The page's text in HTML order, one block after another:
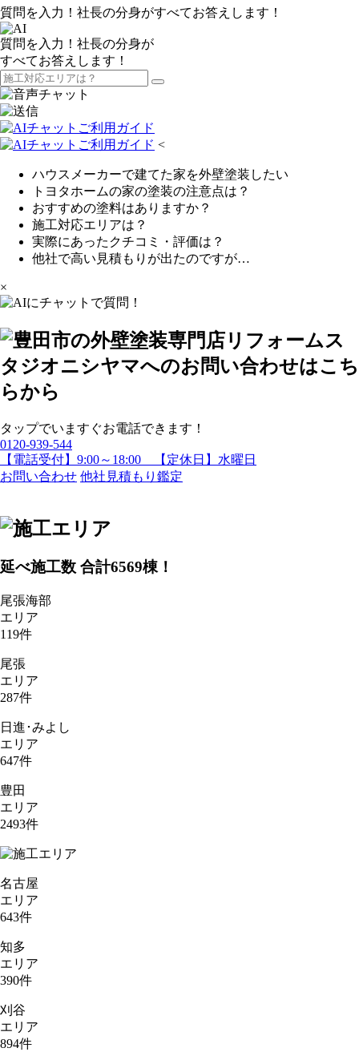
質問を入力！社長の分身がすべてお答えします！
質問を入力！社長の分身が
すべてお答えします！
<
ハウスメーカーで建てた家を外壁塗装したい
トヨタホームの家の塗装の注意点は？
おすすめの塗料はありますか？
施工対応エリアは？
実際にあったクチコミ・評価は？
他社で高い見積もりが出たのですが…
×
タップでいますぐお電話できます！
0120-939-544
【電話受付】9:00～18:00 【定休日】水曜日
お問い合わせ 他社見積もり鑑定
延べ施工数 合計6569棟！
尾張海部
エリア
119件
尾張
エリア
287件
日進･みよし
エリア
647件
豊田
エリア
2493件
名古屋
エリア
643件
知多
エリア
390件
刈谷
エリア
894件